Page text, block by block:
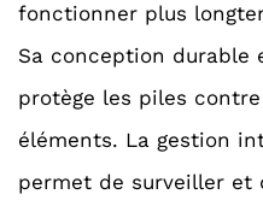
fonctionner plus
Sa conception durable
protège les piles
éléments. La gestion
permet de surveiller et